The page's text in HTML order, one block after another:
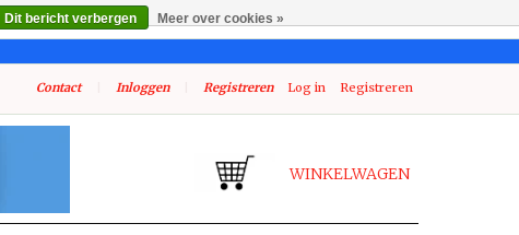
Contact Inloggen Registreren Log in Registreren
WINKELWAGEN
Dit bericht verbergen Meer over cookies »